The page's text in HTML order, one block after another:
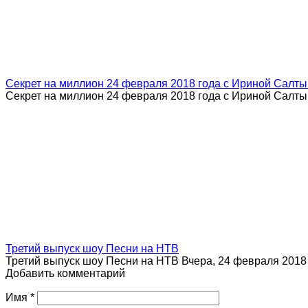
Секрет на миллион 24 февраля 2018 года с Ириной
Секрет на миллион 24 февраля 2018 года с Ириной
Третий выпуск шоу Песни на НТВ
Третий выпуск шоу Песни на НТВ Вчера, 24 февраля 2018
Добавить комментарий
Имя *